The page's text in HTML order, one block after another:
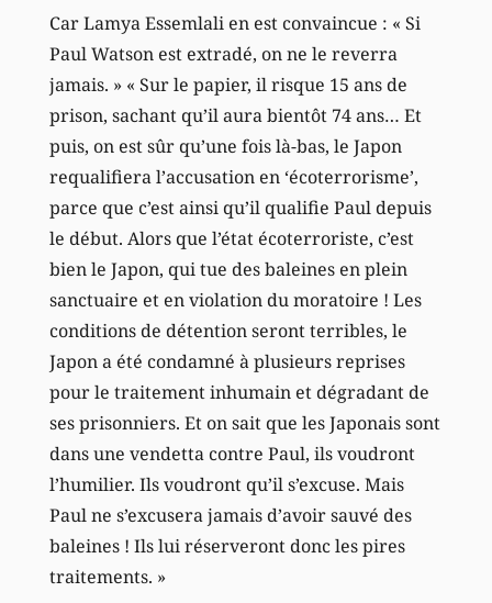
Car Lamya Essemlali en est convaincue : « Si
Paul Watson est extradé, on ne le reverra
jamais. » « Sur le papier, il risque 15 ans de
prison, sachant qu’il aura bientôt 74 ans… Et
puis, on est sûr qu’une fois là-bas, le Japon
requalifiera l’accusation en ‘écoterrorisme’,
parce que c’est ainsi qu’il qualifie Paul depuis
le début. Alors que l’état écoterroriste, c’est
bien le Japon, qui tue des baleines en plein
sanctuaire et en violation du moratoire ! Les
conditions de détention seront terribles, le
Japon a été condamné à plusieurs reprises
pour le traitement inhumain et dégradant de
ses prisonniers. Et on sait que les Japonais sont
dans une vendetta contre Paul, ils voudront
l’humilier. Ils voudront qu’il s’excuse. Mais
Paul ne s’excusera jamais d’avoir sauvé des
baleines ! Ils lui réserveront donc les pires
traitements. »